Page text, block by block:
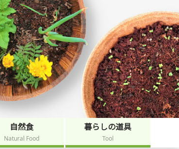
自然食
Natural Food
暮らしの道具
Tool